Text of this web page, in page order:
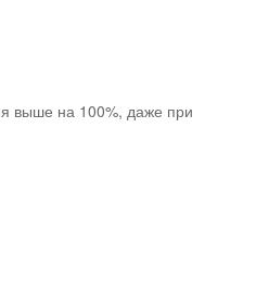
выше на 100%, даже при